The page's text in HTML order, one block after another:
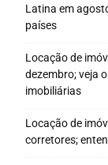
Latina em
países
Locação de
dezembro; veja
imobiliárias
Locação de
corretores;